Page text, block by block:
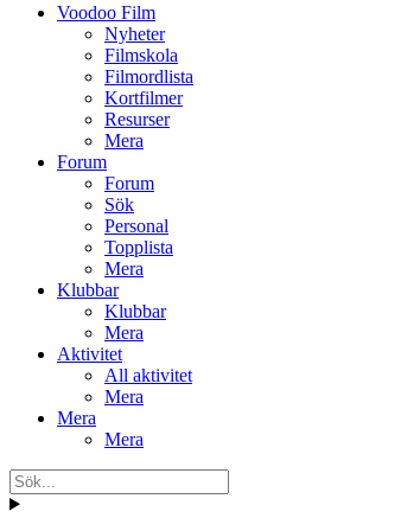
Voodoo Film
Nyheter
Filmskola
Filmordlista
Kortfilmer
Resurser
Mera
Forum
Forum
Sök
Personal
Topplista
Mera
Klubbar
Klubbar
Mera
Aktivitet
All aktivitet
Mera
Mera
Mera